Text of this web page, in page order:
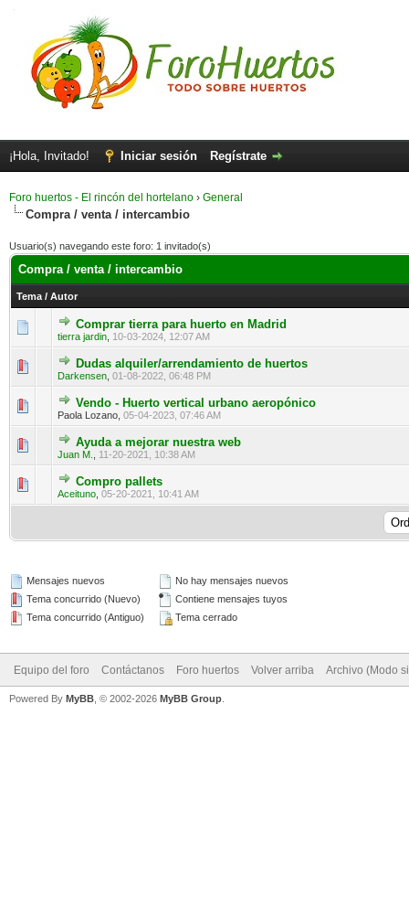
¡Hola, Invitado! Iniciar sesión Regístrate
Foro huertos - El rincón del hortelano › General
Compra / venta / intercambio
Usuario(s) navegando este foro: 1 invitado(s)
Compra / venta / intercambio
Tema / Autor
Comprar tierra para huerto en Madrid
tierra jardin 10-03-2024, 12:07 AM
0 voto(s) - Media 0 de 5
12345
Dudas alquiler/arrendamiento de huertos
Darkensen 01-08-2022, 06:48 PM
0 voto(s) - Media 0 de 5
12345
Vendo - Huerto vertical urbano aeropónico
Paola Lozano, 05-04-2023, 07:46 AM
0 voto(s) - Media 0 de 5
12 345
Ayuda a mejorar nuestra web
Juan M. 11-20-2021, 10:38 AM
0 voto(s) - Media 0 de 5
12345
Compro pallets
Aceituno 05-20-2021, 10:41 AM
0 voto(s) - Media 0 de 5
Mensajes nuevos
Tema concurrido (Nuevo)
Tema concurrido (Antiguo)
No hay mensajes nuevos
Contiene mensajes tuyos
Tema cerrado
Equipo del foro Contáctanos Foro huertos Volver arriba Archivo (Modo
Powered By MyBB , © 2002-2026 MyBB Group